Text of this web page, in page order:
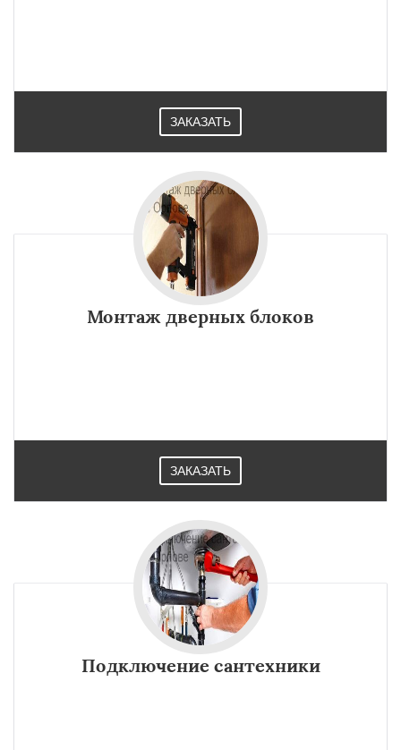
ЗАКАЗАТЬ
Монтаж дверных блоков
ЗАКАЗАТЬ
Подключение сантехники